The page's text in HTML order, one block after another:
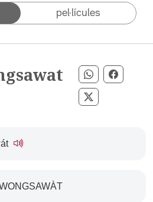
pel·lícules
Compartir
Compartir